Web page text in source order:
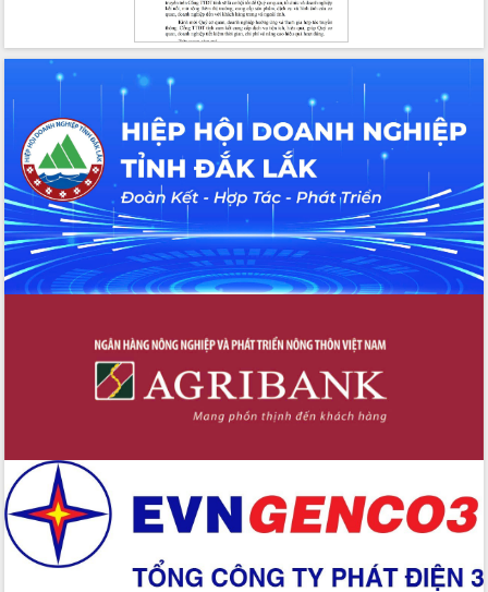
Đảm bảo cuộc bầu cử đại biểu Quốc
hội và đại biểu HĐND các cấp diễn ra
an toàn, hiệu quả, đúng quy định
Thủ tướng Chính phủ Phạm Minh Chính
kiểm tra, chỉ đạo hoàn thành các dự
án cao tốc và thăm khu tái định cư tại
Đắk Lắk
Sôi nổi Hội đua ngựa truyền thống Gò
Thì Thùng mừng Xuân Bính Ngọ 2026
Lãnh đạo tỉnh dâng hương tưởng niệm
tại Đập Đồng Cam đầu Xuân Bính Ngọ
Ngành nông nghiệp phấn đấu tăng
UBND tỉnh Đắk Lắk triển khai công tác
quốc phòng, quân sự địa phương năm
Đắk Lắk tập trung toàn lực khắc phục
Đoàn thanh tra EC
Chủ tịch UBND tỉnh Tạ Anh Tuấn thăm,
chúc mừng các bệnh viện nhân Ngày
Thầy thuốc Việt Nam
Rộn ràng lễ hội truyền thống Sông
nước Đà Nông lần thứ I năm 2026